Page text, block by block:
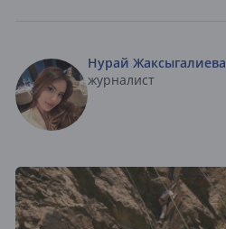
Нурай Жаксыгалиева
журналист